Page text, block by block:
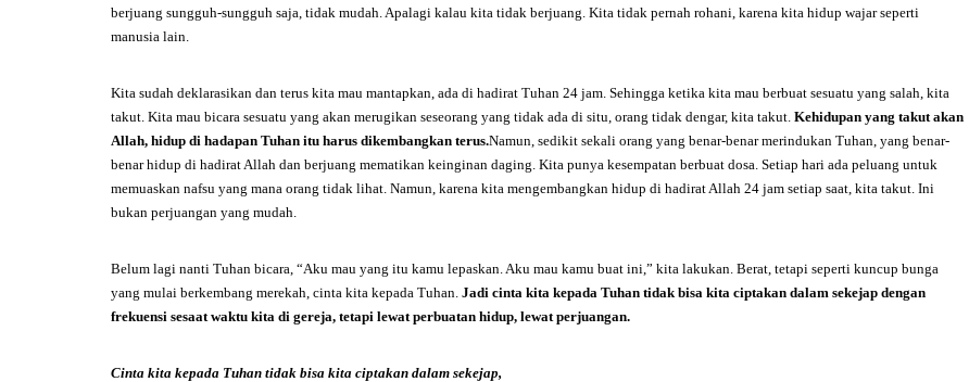
berjuang sungguh-sungguh saja, tidak mudah. Apalagi kalau kita tidak berjuang. Kita tidak pernah rohani, karena kita hidup wajar seperti
manusia lain.
Kita sudah deklarasikan dan terus kita mau mantapkan, ada di hadirat Tuhan 24 jam. Sehingga ketika kita mau berbuat sesuatu yang salah, kita
takut. Kita mau bicara sesuatu yang akan merugikan seseorang yang tidak ada di situ, orang tidak dengar, kita takut. Kehidupan yang takut akan
Allah, hidup di hadapan Tuhan itu harus dikembangkan terus.Namun, sedikit sekali orang yang benar-benar merindukan Tuhan, yang benar-
benar hidup di hadirat Allah dan berjuang mematikan keinginan daging. Kita punya kesempatan berbuat dosa. Setiap hari ada peluang untuk
memuaskan nafsu yang mana orang tidak lihat. Namun, karena kita mengembangkan hidup di hadirat Allah 24 jam setiap saat, kita takut. Ini
bukan perjuangan yang mudah.
Belum lagi nanti Tuhan bicara, “Aku mau yang itu kamu lepaskan. Aku mau kamu buat ini,” kita lakukan. Berat, tetapi seperti kuncup bunga
yang mulai berkembang merekah, cinta kita kepada Tuhan. Jadi cinta kita kepada Tuhan tidak bisa kita ciptakan dalam sekejap dengan
frekuensi sesaat waktu kita di gereja, tetapi lewat perbuatan hidup, lewat perjuangan.
Cinta kita kepada Tuhan tidak bisa kita ciptakan dalam sekejap,